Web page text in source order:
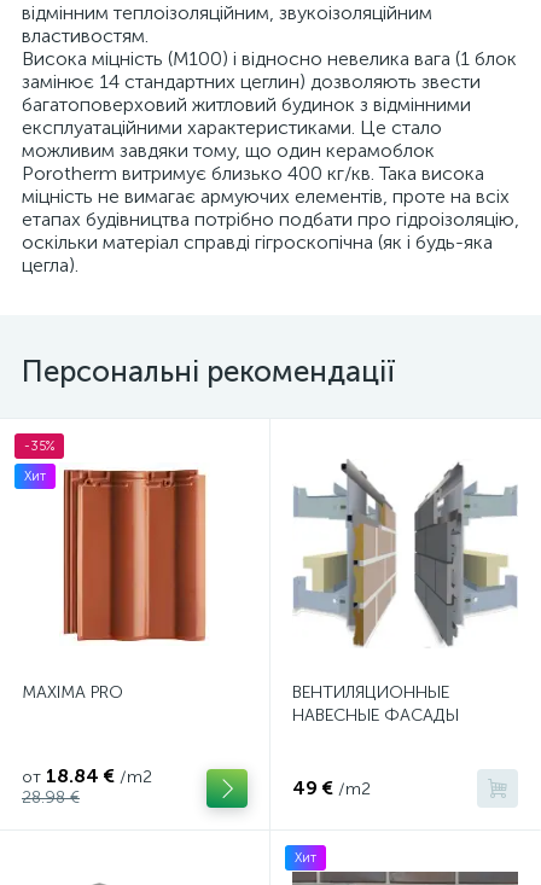
відмінним теплоізоляційним, звукоізоляційним
властивостям.
Висока міцність (М100) і відносно невелика вага (1 блок
замінює 14 стандартних цеглин) дозволяють звести
багатоповерховий житловий будинок з відмінними
експлуатаційними характеристиками. Це стало
можливим завдяки тому, що один керамоблок
Porotherm витримує близько 400 кг/кв. Така висока
міцність не вимагає армуючих елементів, проте на всіх
етапах будівництва потрібно подбати про гідроізоляцію,
оскільки матеріал справді гігроскопічна (як і будь-яка
цегла).
Персональні рекомендації
-35%
Хит
MAXIMA PRO
от 18.84 € /m2
28.98 €
ВЕНТИЛЯЦИОННЫЕ
НАВЕСНЫЕ ФАСАДЫ
49 € /m2
Хит